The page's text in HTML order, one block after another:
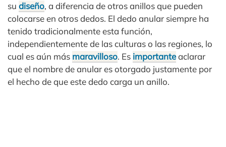
su diseño, a diferencia de otros anillos que pueden
colocarse en otros dedos. El dedo anular siempre ha
tenido tradicionalmente esta función,
independientemente de las culturas o las regiones, lo
cual es aún más maravilloso. Es importanteaclarar
que el nombre de anular es otorgado justamente por
el hecho de que este dedo carga un anillo.